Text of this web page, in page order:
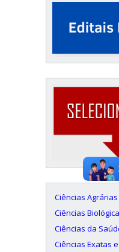
Ciências Agrárias
Ciências
Ciências da
Ciências Exatas